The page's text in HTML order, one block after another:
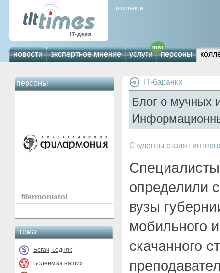
о проекте
новости экспертное мнение услуги персоны
персоны
filarmoniatol
тема
Богач, бедняк
Болеем за наших
IT-баранки
Блог о мучных
Студенты ставят
определили
вузы
мобильного
скачанного